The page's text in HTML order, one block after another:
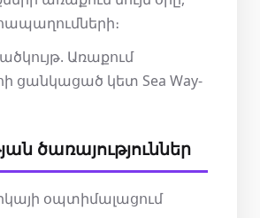
Առաքում
ցանկացած կետ Sea Way-
ծառայություններ
օպտիմալացում